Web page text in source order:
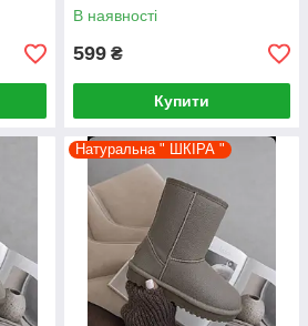
В наявності
599 ₴
Купити
Натуральна " ШКІРА "